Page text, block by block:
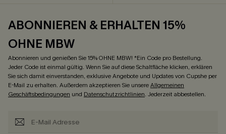
ABONNIEREN & ERHALTEN 15%
OHNE MBW
Abonnieren und genießen Sie 15% OHNE MBW! *Ein Code pro Bestellung.
Jeder Code ist einmal gültig. Wenn Sie auf diese Schaltfläche klicken, erklären
Sie sich damit einverstanden, exklusive Angebote und Updates von Cupshe per
E-Mail zu erhalten. Außerdem akzeptieren Sie unsereAllgemeinen
Geschäftsbedingungen und Datenschutzrichtlinien. Jederzeit abbestellen.